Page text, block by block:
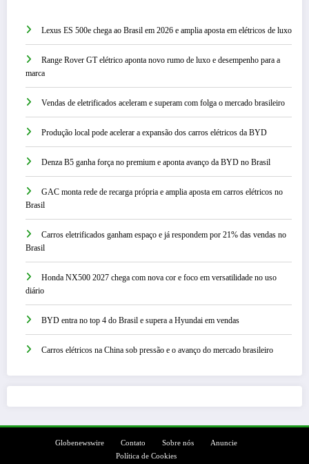
Lexus ES 500e chega ao Brasil em 2026 e amplia aposta em elétricos de luxo
Range Rover GT elétrico aponta novo rumo de luxo e desempenho para a
marca
Vendas de eletrificados aceleram e superam com folga o mercado brasileiro
Produção local pode acelerar a expansão dos carros elétricos da BYD
Denza B5 ganha força no premium e aponta avanço da BYD no Brasil
GAC monta rede de recarga própria e amplia aposta em carros elétricos no
Brasil
Carros eletrificados ganham espaço e já respondem por 21% das vendas no
Brasil
Honda NX500 2027 chega com nova cor e foco em versatilidade no uso
diário
BYD entra no top 4 do Brasil e supera a Hyundai em vendas
Carros elétricos na China sob pressão e o avanço do mercado brasileiro
Globenewswire Contato Sobre nós
Anuncie
Política de Cookies